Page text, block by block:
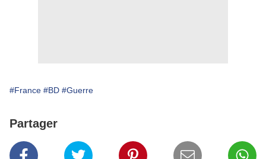
#France #BD #Guerre
Partager